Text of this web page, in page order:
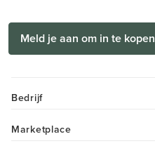
Meld je aan om in te kopen
Bedrijf
Marketplace